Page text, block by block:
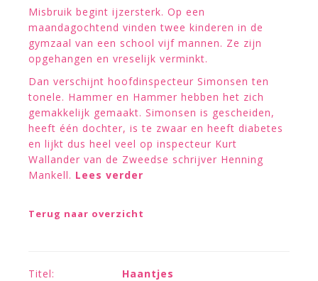
Misbruik begint ijzersterk. Op een
maandagochtend vinden twee kinderen in de
gymzaal van een school vijf mannen. Ze zijn
opgehangen en vreselijk verminkt.
Dan verschijnt hoofdinspecteur Simonsen ten
tonele. Hammer en Hammer hebben het zich
gemakkelijk gemaakt. Simonsen is gescheiden,
heeft één dochter, is te zwaar en heeft diabetes
en lijkt dus heel veel op inspecteur Kurt
Wallander van de Zweedse schrijver Henning
Mankell. Lees verder
Terug naar overzicht
Titel: Haantjes